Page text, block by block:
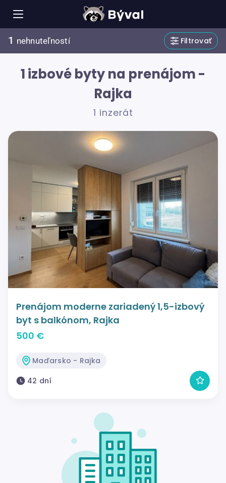
1 nehnuteľností Filtrovať
1 izbové byty na prenájom -
Rajka
1 inzerát
Prenájom moderne zariadený 1,5-izbový
byt s balkónom, Rajka
500 €
Maďarsko - Rajka
42 dní